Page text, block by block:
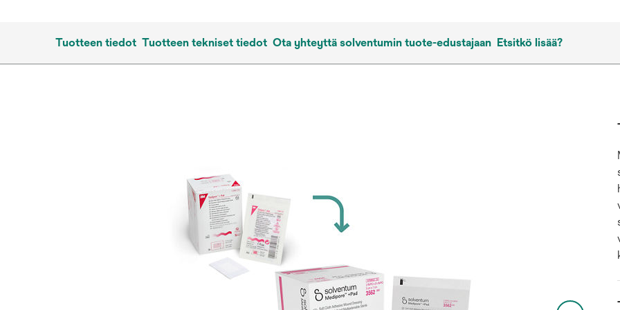
Tuotteen tiedot Tuotteen tekniset tiedot Ota yhteyttä solventumin tuote-edustajaan Etsitkö lisää?